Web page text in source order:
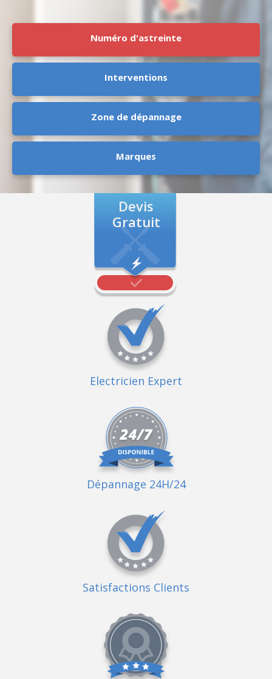
Numéro d'astreinte
Interventions
Zone de dépannage
Marques
Devis
Gratuit
Electricien Expert
Dépannage 24H/24
Satisfactions Clients